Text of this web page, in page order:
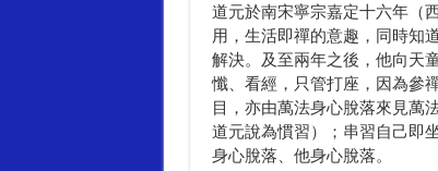
道元於南宋寧宗嘉定十六年（
用，生活即禪的意趣，同時知
解決。及至兩年之後，他向天
懺、看經，只管打座，因為參
目，亦由萬法身心脫落來見萬
道元說為慣習）；串習自己即
身心脫落、他身心脫落。